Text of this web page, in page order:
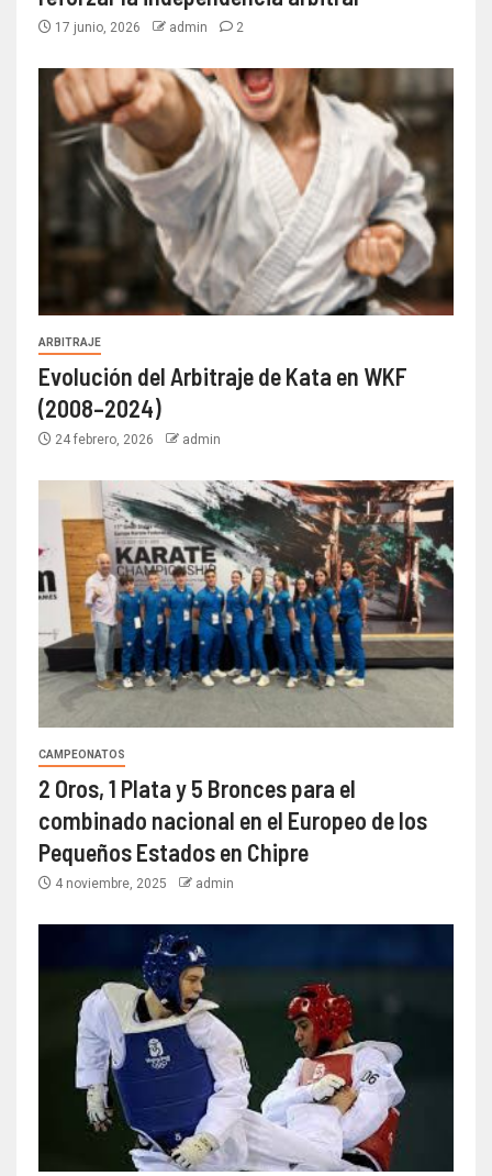
17 junio, 2026 admin 2
ARBITRAJE
Evolución del Arbitraje de Kata en WKF
(2008–2024)
24 febrero, 2026 admin
CAMPEONATOS
2 Oros, 1 Plata y 5 Bronces para el
combinado nacional en el Europeo de los
Pequeños Estados en Chipre
4 noviembre, 2025 admin